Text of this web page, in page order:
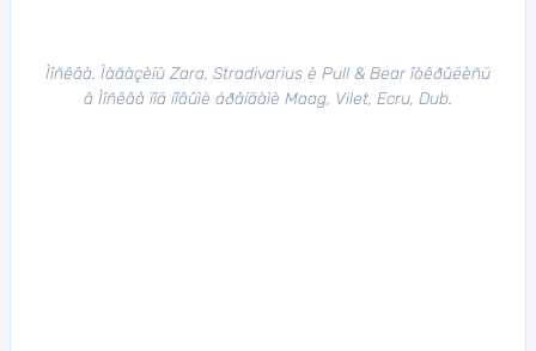
Ìîñêâà. Ìàãàçèíû Zara, Stradivarius è Pull & Bear îòêðûëèñü
â Ìîñêâå ïîä íîâûìè áðåíäàìè Maag, Vilet, Ecru, Dub.